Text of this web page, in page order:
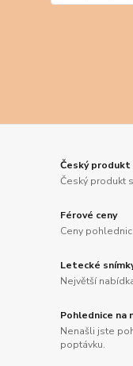
Český produkt
Český produkt
Férové ceny
Ceny
Letecké
Největší
Pohlednice na
Nenašli jste
poptávku.